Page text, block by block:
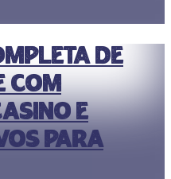
de
com
e
para